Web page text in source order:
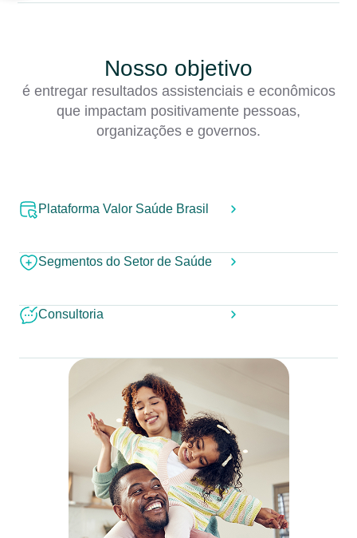
Nosso objetivo
é entregar resultados assistenciais e econômicos
que impactam positivamente pessoas,
organizações e governos.
Plataforma Valor Saúde Brasil
Segmentos do Setor de Saúde
Consultoria